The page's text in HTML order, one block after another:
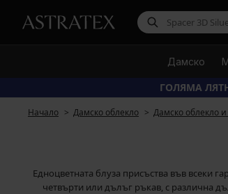
Дамско
ГОЛЯМА
Начало Дамско облекло Дамско облекло и
Едноцветната блуза присъства във всеки
четвърти или дълъг ръкав, с различна